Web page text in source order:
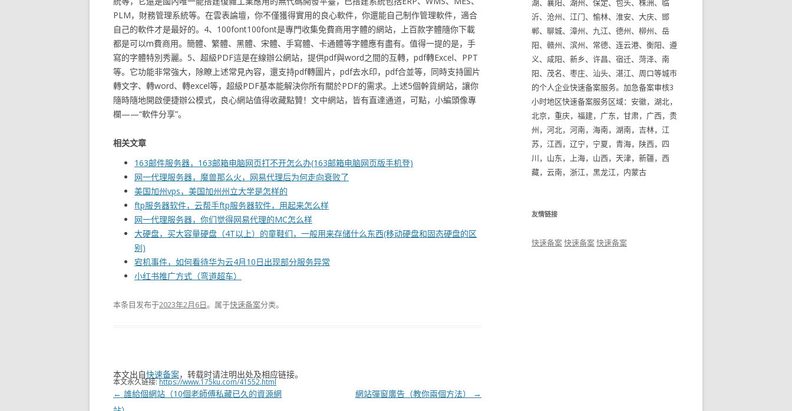
PLM，財務管理系統等。在雲表論壇，你不僅獲得實用的良心軟件，你還能自己制作管理軟件，適合
自己的軟件才是最好的。4、100font100font是專門收集免費商用字體的網站，上百款字體隨你下載
都是可以m費商用。簡體、繁體、黑體、宋體、手寫體、卡通體等字體應有盡有。值得一提的是，手
寫的字體特別秀麗。5、超級PDF這是在線辦公網站，提供pdf與word之間的互轉，pdf轉Excel、PPT
等。它功能非常強大，除瞭上述常見內容，還支持pdf轉圖片，pdf去水印，pdf合並等，同時支持圖片
轉文字、轉word、轉excel等，超級PDF基本能解決你所有關於PDF的需求。上述5個幹貨網站，讓你
隨時隨地開啟便捷辦公模式，良心網站值得收藏點贊！文中網站，皆有直達通道，可點，小編頭像專
欄——“軟件分享”。
相关文章
163邮件服务器，163邮箱电脑网页打不开怎么办(163邮箱电脑网页版手机登)
网一代理服务器，魔兽那么火，网易代理后为何走向衰败了
美国加州vps，美国加州州立大学是怎样的
ftp服务器软件，云帮手ftp服务器软件，用起来怎么样
网一代理服务器，你们觉得网易代理的MC怎么样
大硬盘，买大容量硬盘（4T以上）的童鞋们，一般用来存储什么东西(移动硬盘和固态硬盘的区
别)
宕机事件，如何看待华为云4月10日出现部分服务异常
小红书推广方式（弯道超车）
本条目发布于2023年2月6日。属于快速备案分类。
本文出自快速备案，转载时请注明出处及相应链接。
本文永久链接:https://www.175ku.com/41552.html
文
← 誰給個網站（10個老師傅私藏已久的資源網
網站彈窗廣告（教你兩個方法） →
湖、襄阳、湖州、保定、包头、株洲、临
沂、沧州、江门、愉林、淮安、大庆、邯
郸、聊城、漳州、九江、德州、柳州、岳
阳、赣州、滨州、常德、连云港、衡阳、遵
义、咸阳、新乡、许昌、宿迁、菏泽、南
阳、茂名、枣庄、汕头、湛江、周口等城市
的个人企业快速备案服务。加急备案审核3
小时地区快速备案服务区域：安徽，湖北，
北京，重庆，福建，广东，甘肃，广西，贵
州，河北，河南，海南，湖南，吉林，江
苏，江西，辽宁，宁夏，青海，陕西，四
川，山东，上海，山西，天津，新疆，西
藏，云南，浙江，黑龙江，内蒙古
友情链接
快速备案快速备案快速备案